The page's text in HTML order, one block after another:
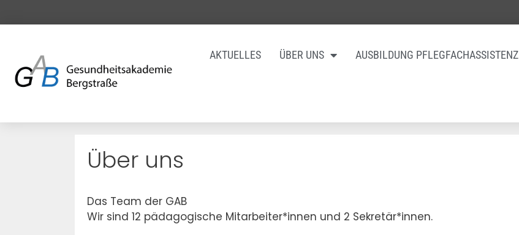
AKTUELLES ÜBER UNS AUSBILDUNG PFLEGFACHASSISTENZ
Über uns
Das Team der GAB
Wir sind 12 pädagogische Mitarbeiter*innen und 2 Sekretär*innen.